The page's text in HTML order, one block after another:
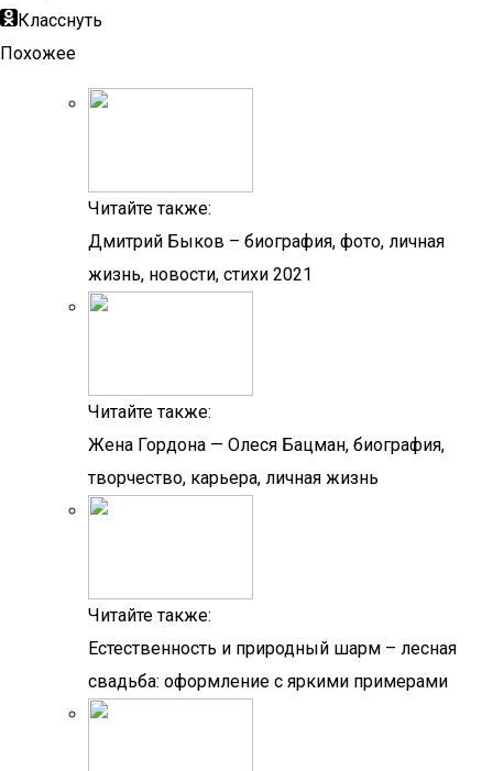
Класснуть
Похожее
Читайте также:
Дмитрий Быков – биография, фото, личная
жизнь, новости, стихи 2021
Читайте также:
Жена Гордона — Олеся Бацман, биография,
творчество, карьера, личная жизнь
Читайте также:
Естественность и природный шарм – лесная
свадьба: оформление с яркими примерами